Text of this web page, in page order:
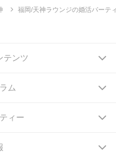
福岡/天神ラウンジの婚活パーテ
テンツ
ム
ィー